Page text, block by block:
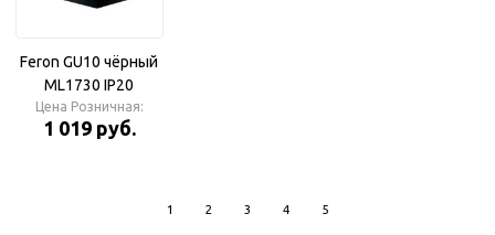
Feron GU10 чёрный
ML1730 IP20
Светильник
настенный
Цена Розничная:
1 019 руб.
1 2 3 4 5